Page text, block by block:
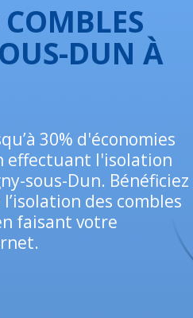
DUN À
30% d'économies
effectuant l'isolation
sous-Dun. Bénéficiez
des combles
faisant votre